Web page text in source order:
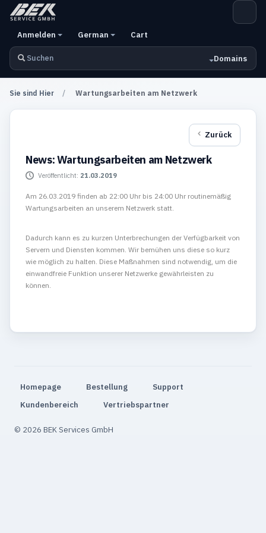
Domains
Anmelden German Cart
Sie sind Hier Wartungsarbeiten am Netzwerk
Zurück
News: Wartungsarbeiten am Netzwerk
Veröffentlicht: 21.03.2019
Am 26.03.2019 finden ab 22:00 Uhr bis 24:00 Uhr routinemäßig
Wartungsarbeiten an unserem Netzwerk statt.
Dadurch kann es zu kurzen Unterbrechungen der Verfügbarkeit von
Servern und Diensten kommen. Wir bemühen uns diese so kurz
wie möglich zu halten. Diese Maßnahmen sind notwendig, um die
einwandfreie Funktion unserer Netzwerke gewährleisten zu
können.
Homepage Bestellung
Support
Kundenbereich
Vertriebspartner
© 2026 BEK Services GmbH